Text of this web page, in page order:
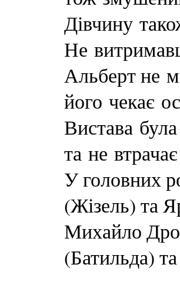
Дівчину
Не
Альберт не
його чекає
Вистава
та не
У головних
(Жізель) та
Михайло
(Батильда)